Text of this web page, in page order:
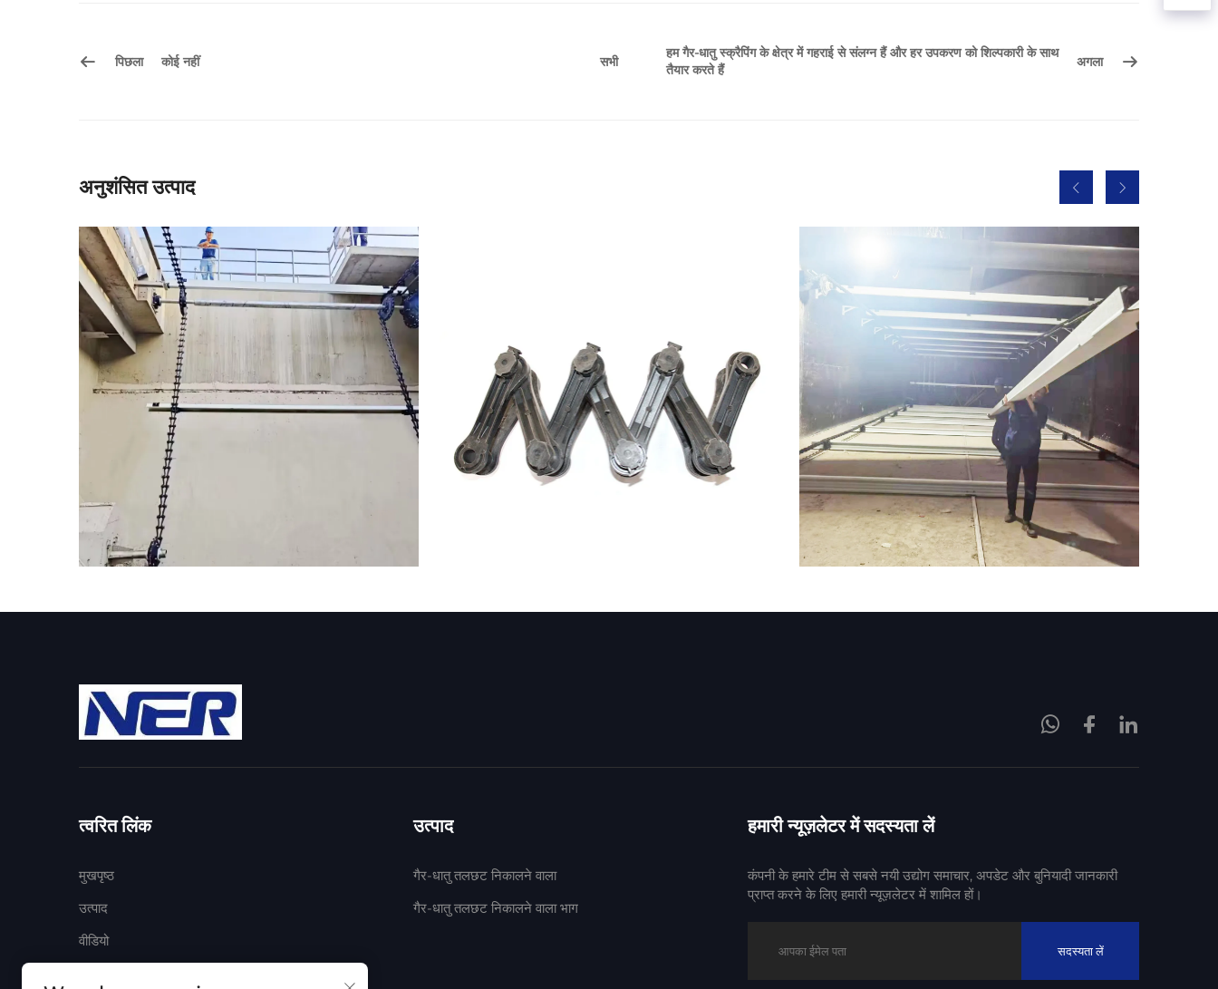
पिछला कोई नहीं सभी
हम गैर-धातु स्क्रैपिंग के क्षेत्र में गहराई से संलग्न हैं और हर उपकरण को शिल्पकारी के साथ
तैयार करते हैं
अगला
अनुशंसित उत्पाद
त्वरित लिंक
मुखपृष्ठ
उत्पाद
वीडियो
उत्पाद
गैर-धातु तलछट निकालने वाला
गैर-धातु तलछट निकालने वाला भाग
हमारी न्यूज़लेटर में सदस्यता लें
कंपनी के हमारे टीम से सबसे नयी उद्योग समाचार, अपडेट और बुनियादी जानकारी
प्राप्त करने के लिए हमारी न्यूज़लेटर में शामिल हों।
सदस्यता लें